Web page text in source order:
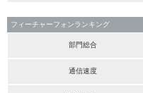
フィーチャーフォンランキング
部門総合
通信速度